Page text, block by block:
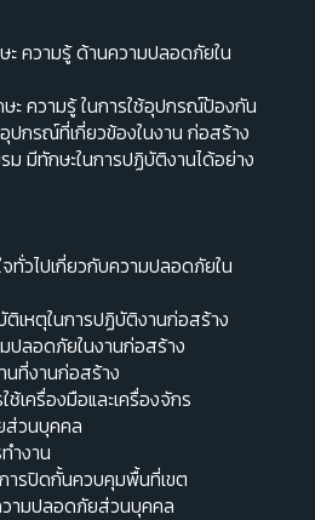
ะ ความรู้ ด้านความปลอดภัยใน
ษะ ความรู้ ในการใช้อุปกรณ์ป้องกัน
ปกรณ์ที่เกี่ยวข้องในงาน ก่อสร้าง
ม มีทักษะในการปฏิบัติงานได้อย่าง
จทั่วไปเกี่ยวกับความปลอดภัยใน
ติเหตุในการปฏิบัติงานก่อสร้าง
ปลอดภัยในงานก่อสร้าง
ที่งานก่อสร้าง
เครื่องมือและเครื่องจักร
วนบุคคล
างาน
ารปิดกั้นควบคุมพื้นที่เขต
ามปลอดภัยส่วนบุคคล